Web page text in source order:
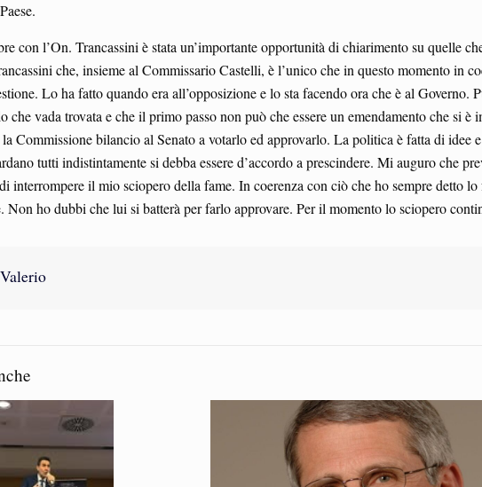
con l’On. Trancassini è stata un’importante opportunità di chiarimento su quelle
che, insieme al Commissario Castelli, è l’unico che in questo momento in
Lo ha fatto quando era all’opposizione e lo sta facendo ora che è al
che vada trovata e che il primo passo non può che essere un emendamento che si
Commissione bilancio al Senato a votarlo ed approvarlo. La politica è fatta di idee
tutti indistintamente si debba essere d’accordo a prescindere. Mi auguro che
interrompere il mio sciopero della fame. In coerenza con ciò che ho sempre detto
Non ho dubbi che lui si batterà per farlo approvare. Per il momento lo sciopero